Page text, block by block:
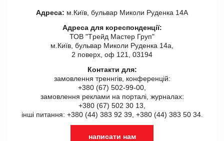
Адреса: м.Київ, бульвар Миколи Руденка 14А
Адреса для кореспонденції:
ТОВ "Tрейд Мастер Груп"
м.Київ, бульвар Миколи Руденка 14а,
2 поверх, оф 121, 03194
Контакти для:
замовлення треннгів, конференцій:
+380 (67) 502-99-00,
замовлення реклами на порталі, журналах:
+380 (67) 502 30 13,
інші питання: +380 (44) 383 92 39, +380 (44) 383 50 34.
написати нам